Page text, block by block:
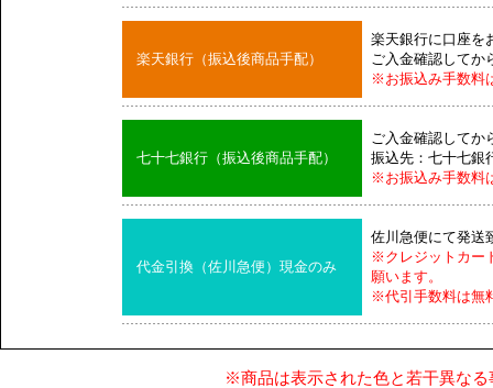
楽天銀行（振込後商品手配）
楽天銀行に口座を
ご入金確認してか
※お振込み手数料
七十七銀行（振込後商品手配）
ご入金確認してか
振込先：七十七銀
※お振込み手数料
代金引換（佐川急便）現金のみ
佐川急便にて発送
※クレジットカー
願います。
※代引手数料は無
※商品は表示された色と若干異な